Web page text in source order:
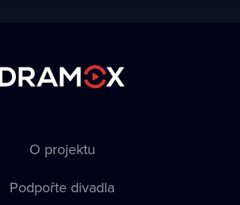
O projektu
Podpořte divadla